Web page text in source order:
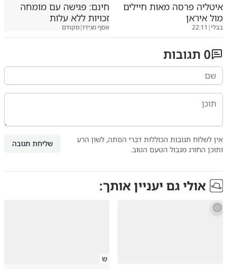
איטליה פרסה מאות חיילים
מול איראן
בבלי|
22:11
חינם: פגישה עם מומחה
זכויות ללא עלות
אסף מגידו|מקודם
0 תגובות
אין לשלוח תגובות הכוללות דברי הסתה, לשון הרע
ותוכן החורג מגבול הטעם הטוב.
שליחת תגובה
אולי גם יעניין אותך:
ש